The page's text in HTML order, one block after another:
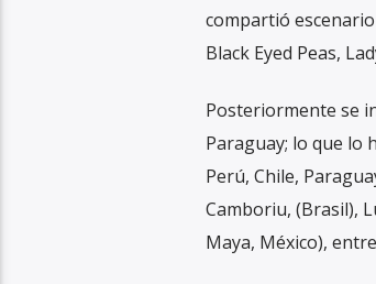
compartió
Black Eyed Peas,
Posteriormente se
Paraguay; lo que lo
Perú, Chile,
Camboriu, (Brasil),
Maya, México),